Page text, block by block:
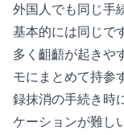
外国人でも同じ手
基本的には同じで
多く齟齬が起きや
モにまとめて持参
録抹消の手続き時
ケーションが難し